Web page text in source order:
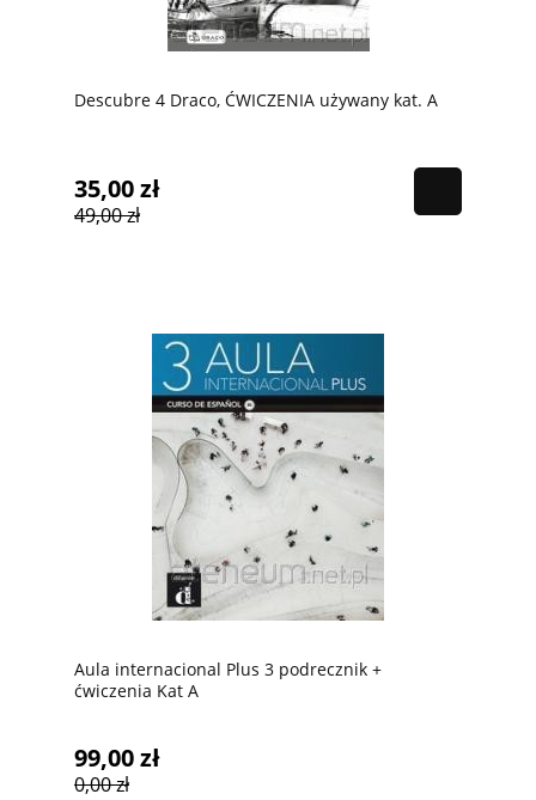
Descubre 4 Draco, ĆWICZENIA używany kat. A
35,00 zł
49,00 zł
Aula internacional Plus 3 podrecznik +
ćwiczenia Kat A
99,00 zł
0,00 zł